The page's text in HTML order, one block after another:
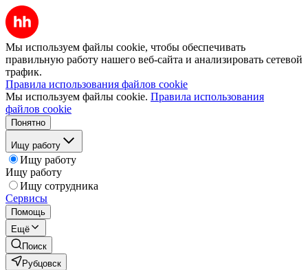
Мы используем файлы cookie, чтобы обеспечивать
правильную работу нашего веб-сайта и анализировать сетевой
трафик.
Правила использования файлов cookie
Мы используем файлы cookie. Правила использования
файлов cookie
Понятно
Ищу работу
Ищу работу
Ищу работу
Ищу сотрудника
Сервисы
Помощь
Ещё
Поиск
Рубцовск